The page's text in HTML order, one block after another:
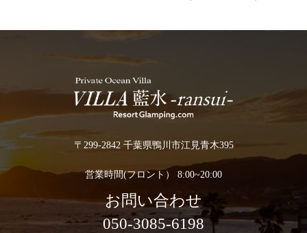
〒299-2842 千葉県鴨川市江見青木395
営業時間(フロント） 8:00~20:00
お問い合わせ
050-3085-6198